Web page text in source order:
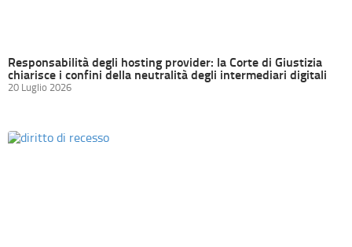
Responsabilità degli hosting provider: la Corte di Giustizia
chiarisce i confini della neutralità degli intermediari digitali
20 Luglio 2026